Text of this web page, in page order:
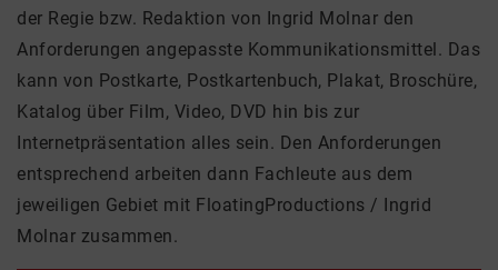
der Regie bzw. Redaktion von Ingrid Molnar den
Anforderungen angepasste Kommunikationsmittel. Das
kann von Postkarte, Postkartenbuch, Plakat, Broschüre,
Katalog über Film, Video, DVD hin bis zur
Internetpräsentation alles sein. Den Anforderungen
entsprechend arbeiten dann Fachleute aus dem
jeweiligen Gebiet mit FloatingProductions / Ingrid
Molnar zusammen.